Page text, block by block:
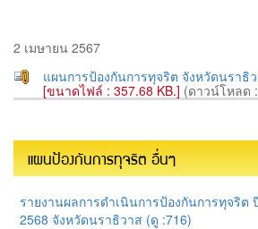
2 เมษายน 2567
แผนการป้องกันการทุจริต จังหวัดนราธิ
[ขนาดไฟล์ : 357.68 KB.] (ดาวน์โหลด
แผนป้องกันการทุจริต อื่นๆ
รายงานผลการดำเนินการป้องกันการทุจริต
2568 จังหวัดนราธิวาส (ดู :716)